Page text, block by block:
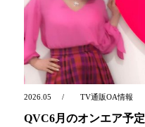
2026.05 TV通販OA情報
QVC6月のオンエア予定